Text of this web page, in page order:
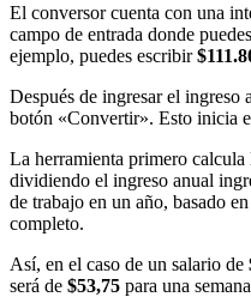
El conversor cuenta con una
campo de entrada donde
ejemplo, puedes escribir
Después de ingresar el ingreso
botón «Convertir». Esto inicia
La herramienta primero
dividiendo el ingreso anual
de trabajo en un año, basado
completo.
Así, en el caso de un salario de
será de $53,75 para una